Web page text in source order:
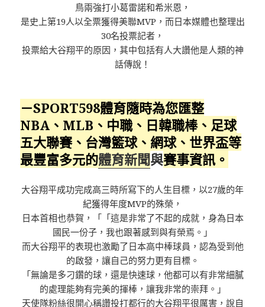
鳥兩強打小葛雷諾和希米恩，
是史上第19人以全票獲得美聯MVP，而日本媒體也整理出
30名投票記者，
投票給大谷翔平的原因，其中包括有人大讚他是人類的神
話傳說！
－SPORT598體育隨時為您匯整
NBA、MLB、中職、日韓職棒、足球
五大聯賽、台灣籃球、網球、 世界盃等
最豐富多元的體育新聞與賽事資訊。
大谷翔平成功完成高三時所寫下的人生目標，以27歲的年
紀獲得年度MVP的殊榮，
日本首相也恭賀，「「這是非常了不起的成就，身為日本
國民一份子，我也跟著感到與有榮焉。」
而大谷翔平的表現也激勵了日本高中棒球員，認為受到他
的啟發，讓自己的努力更有目標。
「無論是多刁鑽的球，還是快速球，他都可以有非常細膩
的處理能夠有完美的揮棒，讓我非常的崇拜。」
天使隊粉絲很開心稱讚投打都行的大谷翔平很厲害，說自